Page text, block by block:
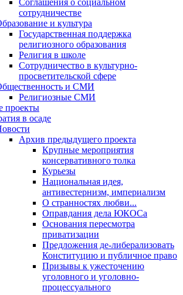
Соглашения о социальном
сотрудничестве
и культура
Государственная поддержка
религиозного образования
Религия в школе
Сотрудничество в культурно-
просветительской сфере
и СМИ
Религиозные СМИ
проекты
в осаде
Архив предыдущего проекта
Крупные мероприятия
консервативного толка
Курьезы
Национальная идея,
антивестернизм, империализм
О странностях любви...
Оправдания дела ЮКОСа
Основания пересмотра
приватизации
Предложения де-либерализовать
Конституцию и публичное право
Призывы к ужесточению
уголовного и уголовно-
процессуального